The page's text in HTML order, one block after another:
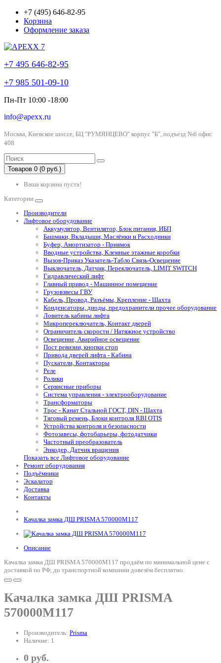
+7 (495) 646-82-95
Корзина
Оформление заказа
+7 495 646-82-95
+7 985 501-09-10
Пн-Пт 10:00 -18:00
info@apexx.ru
Москва, Киевское шоссе, БЦ "РУМЯНЦЕВО" корпус "Б", подъезд №6 офис
408
Товаров 0 (0 руб.)
Ваша корзина пуста!
Категории
Производители
Лифтовое оборудование
Аккумулятор, Вентилятор, Блок питания, ИБП
Башмаки, Вкладыши, Маслёнки и Расходники
Буфер, Амортизатор - Приямок
Вводные устройства, Клемные этажные коробки
Вызов-Приказ Указатель-Табло Связь-Освещение
Выключатель, Датчик, Переключатель, LIMIT SWITCH
Гидравлический лифт
Главный привод - Машинное помещение
Грузовзвесы ГВУ
Кабель, Провод, Разъёмы, Крепление - Шахта
Конденсаторы, диоды, предохранители прочее оборудование
Ловитель кабины лифта
Микропереключатель, Контакт дверей
Ограничитель скорости / Натяжное устройство
Освещение, Аварийное освещение
Пост ревизии, кнопки стоп
Привода дверей лифта - Кабина
Пускатели, Контакторы
Реле
Ролики
Сервисные приборы
Система управления - электрооборудование
Трансформаторы
Трос - Канат Стальной ГОСТ, DIN - Шахта
Тяговый ремень, Блоки контроля RBI OTIS
Устройства контроля и безопасности
Фотозавесы, фотобарьеры, фотодатчики
Частотный преобразователь
Энкодер, Датчик вращения
Показать все Лифтовое оборудование
Ремонт оборудования
Подъёмники
Эскалатор
Доставка
Контакты
Качалка замка ДШ PRISMA 570000M117
Описание
Качалка замка ДШ PRISMA 570000M117 продаём по минимальной цене с
доставкой по РФ, до транспортной компании довезём бесплатно.
Качалка замка ДШ PRISMA
570000M117
Производитель: Prisma
Наличие: 1
0 руб.